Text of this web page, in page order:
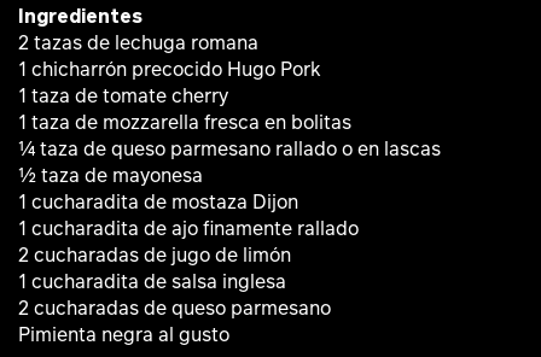
Ingredientes
2 tazas de lechuga romana
1 chicharrón precocido Hugo Pork
1 taza de tomate cherry
1 taza de mozzarella fresca en bolitas
¼ taza de queso parmesano rallado o en lascas
½ taza de mayonesa
1 cucharadita de mostaza Dijon
1 cucharadita de ajo finamente rallado
2 cucharadas de jugo de limón
1 cucharadita de salsa inglesa
2 cucharadas de queso parmesano
Pimienta negra al gusto